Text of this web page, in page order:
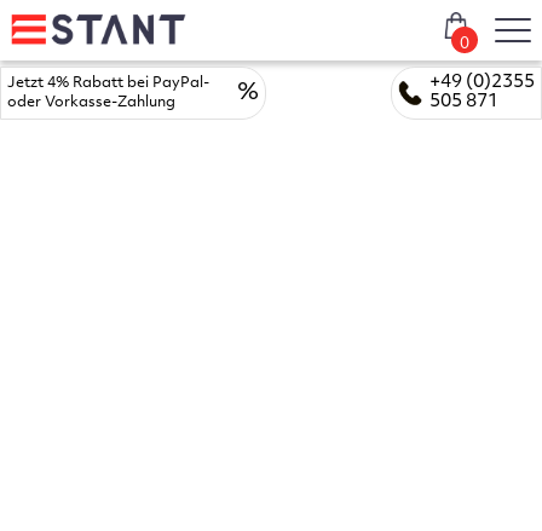
+49 (0)2355
505 871
Jetzt 4% Rabatt bei PayPal-
oder Vorkasse-Zahlung
%
0